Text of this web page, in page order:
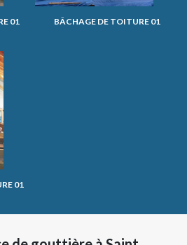
01 BÂCHAGE DE TOITURE 01
01